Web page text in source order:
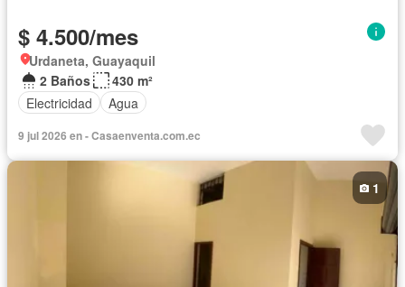
$ 4.500/mes
Urdaneta, Guayaquil
2 Baños
430 m²
Electricidad
Agua
9 jul 2026 en - Casaenventa.com.ec
1